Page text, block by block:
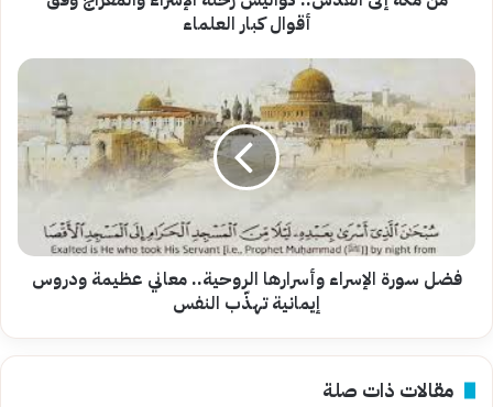
أقوال كبار العلماء
فضل
سورة
الإسراء
وأسرارها
الروحية..
معاني
عظيمة
ودروس
إيمانية
تهذّب
فضل سورة الإسراء وأسرارها الروحية.. معاني عظيمة ودروس
إيمانية تهذّب النفس
مقالات ذات صلة